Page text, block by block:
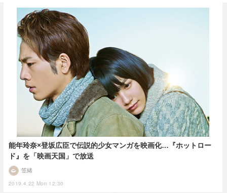
能年玲奈×登坂広臣で伝説的少女マンガを映画化…『ホットロー
ド』を「映画天国」で放送
2019.4.22 Mon 12:30
笠緒